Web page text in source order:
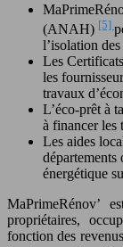
(ANAH) [5]
l’isolation
Les
les
travaux
L’éco-prêt à
à financer les
Les aides
départements
énergétique
MaPrimeRénov’
propriétaires,
fonction des